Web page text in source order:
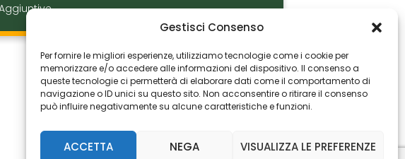
Gestisci Consenso
Per fornire le migliori esperienze, utilizziamo tecnologie come i cookie per
memorizzare e/o accedere alle informazioni del dispositivo. Il consenso a
queste tecnologie ci permetterà di elaborare dati come il comportamento di
navigazione o ID unici su questo sito. Non acconsentire o ritirare il consenso
può influire negativamente su alcune caratteristiche e funzioni.
ACCETTA NEGA VISUALIZZA LE PREFERENZE